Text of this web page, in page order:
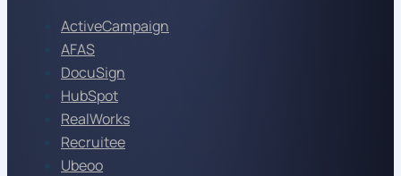
ActiveCampaign
AFAS
DocuSign
HubSpot
RealWorks
Recruitee
Ubeoo